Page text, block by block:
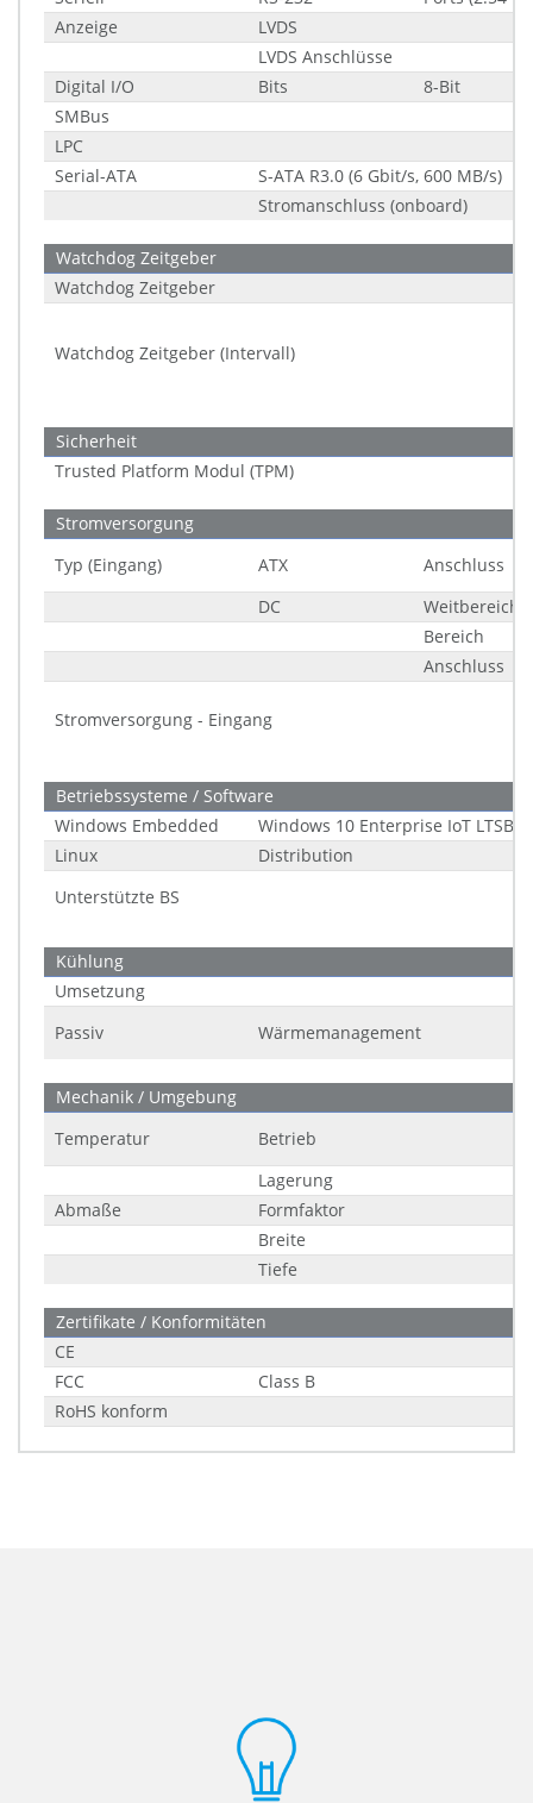
Anzeige
LVDS
LVDS Anschlüsse
Digital I/O
Bits
8-Bit
SMBus
LPC
Serial-ATA
S-ATA R3.0 (6 Gbit/s, 600 MB/s)
Stromanschluss (onboard)
Watchdog Zeitgeber
Watchdog Zeitgeber
Watchdog Zeitgeber (Intervall)
Sicherheit
Trusted Platform Modul (TPM)
Stromversorgung
Typ (Eingang)
ATX
Anschluss
DC
Weitbereich
Bereich
Anschluss
Stromversorgung - Eingang
Betriebssysteme / Software
Windows Embedded
Windows 10 Enterprise IoT LTSB
Linux
Distribution
Unterstützte BS
Kühlung
Umsetzung
Passiv
Wärmemanagement
Mechanik / Umgebung
Temperatur
Betrieb
Lagerung
Abmaße
Formfaktor
Breite
Tiefe
Zertifikate / Konformitäten
CE
FCC
Class B
RoHS konform